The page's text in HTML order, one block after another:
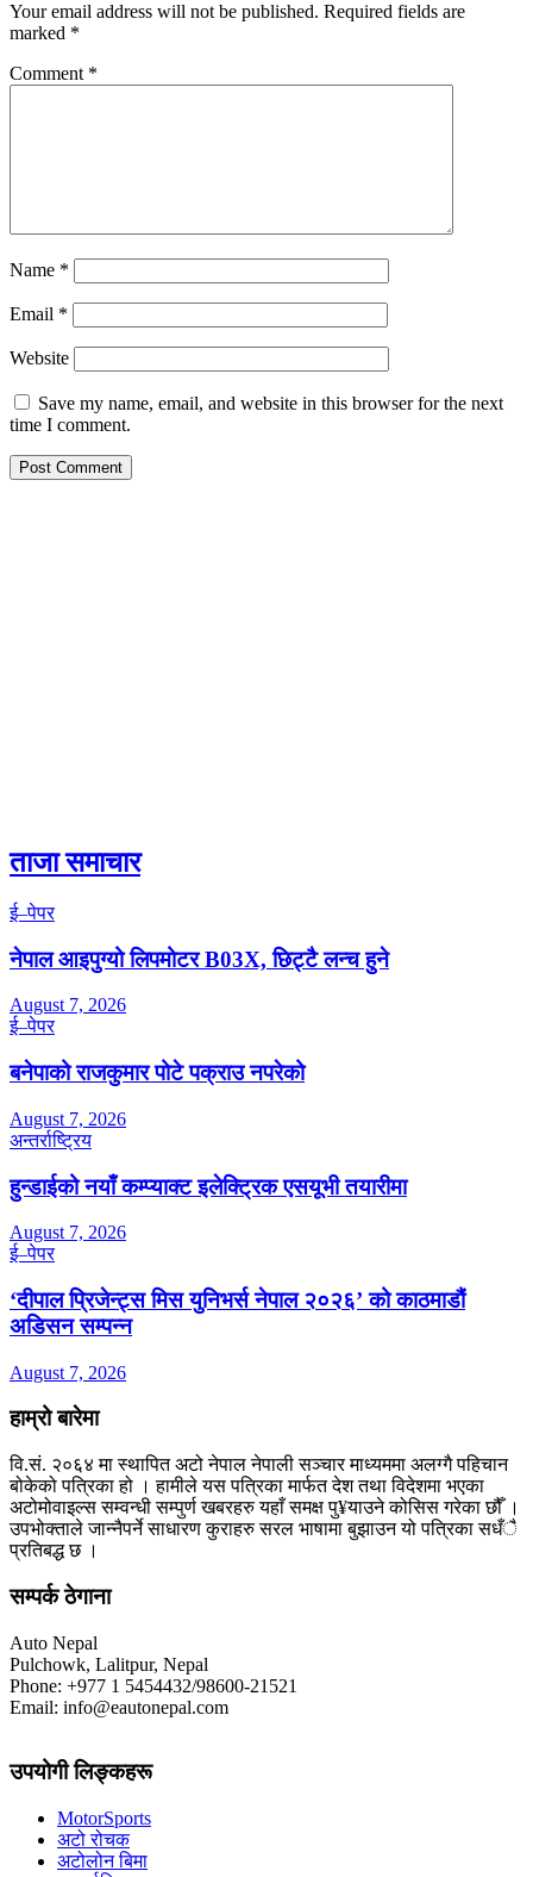
Your email address will not be published. Required fields are
marked *
Comment *
Name *
Email *
Website
Save my name, email, and website in this browser for the next
time I comment.
ताजा समाचार
ई–पेपर
नेपाल आइपुग्यो लिपमोटर B03X, छिट्टै लन्च हुने
August 7, 2026
ई–पेपर
बनेपाको राजकुमार पोटे पक्राउ नपरेको
August 7, 2026
अन्तर्राष्ट्रिय
हुन्डाईको नयाँ कम्प्याक्ट इलेक्ट्रिक एसयूभी तयारीमा
August 7, 2026
ई–पेपर
‘दीपाल प्रिजेन्ट्स मिस युनिभर्स नेपाल २०२६’ को काठमाडौं
अडिसन सम्पन्न
August 7, 2026
हाम्रो बारेमा
वि.सं. २०६४ मा स्थापित अटो नेपाल नेपाली सञ्चार माध्यममा अलग्गै पहिचान
बोकेको पत्रिका हो । हामीले यस पत्रिका मार्फत देश तथा विदेशमा भएका
अटोमोवाइल्स सम्वन्धी सम्पुर्ण खबरहरु यहाँ समक्ष पु¥याउने कोसिस गरेका छौँ ।
उपभोक्ताले जान्नैपर्ने साधारण कुराहरु सरल भाषामा बुझाउन यो पत्रिका सधँै
प्रतिबद्ध छ ।
सम्पर्क ठेगाना
Auto Nepal
Pulchowk, Lalitpur, Nepal
Phone: +977 1 5454432/98600-21521
Email: info@eautonepal.com
उपयोगी लिङ्कहरू
MotorSports
अटो रोचक
अटोलोन बिमा